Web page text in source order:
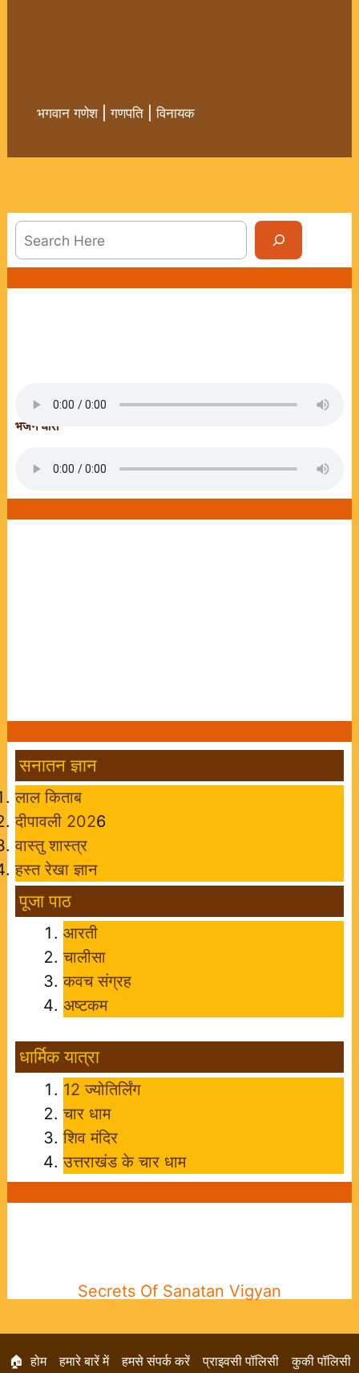
भगवान गणेश | गणपति | विनायक
भजन धारा
सनातन ज्ञान
लाल किताब
दीपावली 2026
वास्तु शास्त्र
हस्त रेखा ज्ञान
पूजा पाठ
आरती
चालीसा
कवच संग्रह
अष्टकम
धार्मिक यात्रा
12 ज्योतिर्लिंग
चार धाम
शिव मंदिर
उत्तराखंड के चार धाम
Secrets Of Sanatan Vigyan
🏠 होमहमारे बारें मेंहमसे संपर्क करेंप्राइवसी पॉलिसीकुकी पॉलिसी